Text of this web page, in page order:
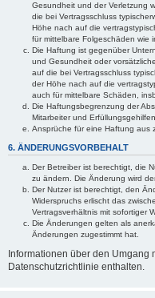
Gesundheit und der Verletzung
die bei Vertragsschluss
Höhe nach auf die
für mittelbare Folgeschäden wie
Die Haftung ist gegenüber
und Gesundheit oder
auf die bei Vertragsschluss
der Höhe nach auf die
auch für mittelbare Schäden,
Die Haftungsbegrenzung der
Mitarbeiter und
Ansprüche für eine Haftung aus
6. ÄNDERUNGSVORBEHALT
Der Betreiber ist berechtigt, die
zu ändern. Die Änderung wird
Der Nutzer ist berechtigt, den
Widerspruchs erlischt das
Vertragsverhältnis mit sofortiger
Die Änderungen gelten als
Änderungen zugestimmt hat.
Informationen über den
Datenschutzrichtlinie enthalten.